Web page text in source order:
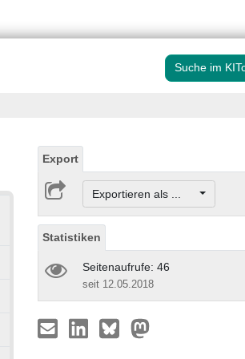
Suche im
Export
Exportieren als ...
Statistiken
Seitenaufrufe: 46
seit 12.05.2018